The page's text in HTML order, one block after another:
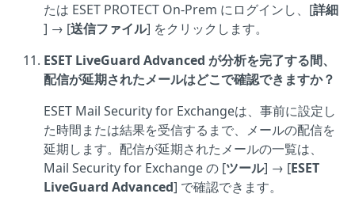
たは ESET PROTECT On-Prem にログインし、[詳細
] → [送信ファイル] をクリックします。
ESET LiveGuard Advanced が分析を完了する間、
配信が延期されたメールはどこで確認できますか？
ESET Mail Security for Exchangeは、事前に設定し
た時間または結果を受信するまで、メールの配信を
延期します。配信が延期されたメールの一覧は、
Mail Security for Exchange の [ツール] → [ESET
LiveGuard Advanced] で確認できます。